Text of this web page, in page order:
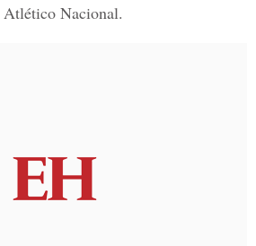
Atlético Nacional.